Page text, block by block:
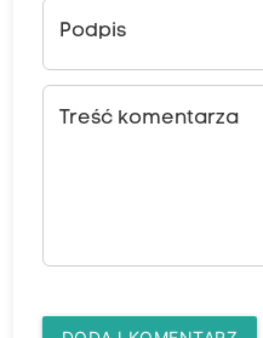
Podpis
Treść komentarza